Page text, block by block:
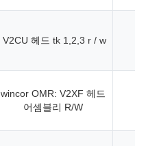
V2CU 헤드 tk 1,2,3 r / w
wincor OMR: V2XF 헤드
어셈블리 R/W